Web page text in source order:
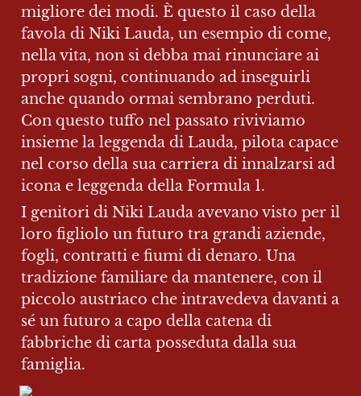
migliore dei modi. È questo il caso della
favola di Niki Lauda, un esempio di come,
nella vita, non si debba mai rinunciare ai
propri sogni, continuando ad inseguirli
anche quando ormai sembrano perduti.
Con questo tuffo nel passato riviviamo
insieme la leggenda di Lauda, pilota capace
nel corso della sua carriera di innalzarsi ad
icona e leggenda della Formula 1.
I genitori di Niki Lauda avevano visto per il
loro figliolo un futuro tra grandi aziende,
fogli, contratti e fiumi di denaro. Una
tradizione familiare da mantenere, con il
piccolo austriaco che intravedeva davanti a
sé un futuro a capo della catena di
fabbriche di carta posseduta dalla sua
famiglia.